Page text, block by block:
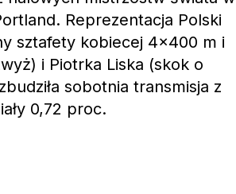
Reprezentacja Polski
sztafety kobiecej 4×400 m i
i Piotrka Liska (skok o
sobotnia transmisja z
0,72 proc.